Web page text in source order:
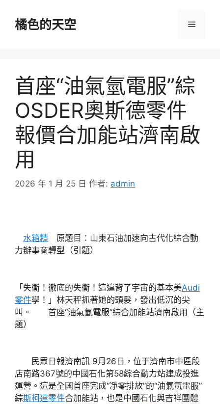
橘色的天空 選
首座“油氣氫電服”綜
OSDER奧斯德零件
報價合加能站濟南啟
用
2026 年 1 月 25 日 作者: admin
水箱精 原題目：山東石油加速向古代化綜合動
力辦事商轉型（引題）
「失衡！徹底的失衡！這違背了宇宙的基本美Audi
零件學！」林天秤抓著她的頭髮，發出低沉的尖
叫。 首座“油氣氫電服”綜合加能站濟南啟用（主
題）
民眾日報濟南訊 9月26日，位于濟南市中區段
店南路367號的中國石化第58綜合動力站建成投進
運營。這是全國首座完成“凈零排放”的“油氣氫電服”
綜斯柯達零件合加能站，也是中國石化與吉祥團體